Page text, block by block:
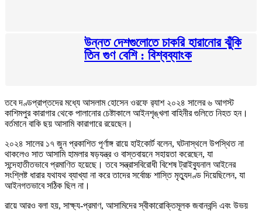
উন্নত দেশগুলোতে চাকরি হারানোর ঝুঁকি
তিন গুণ বেশি : বিশ্বব্যাংক
তবে দণ্ডপ্রাপ্তদের মধ্যে আসলাম হোসেন ওরফে র‍্যাশ ২০২৪ সালের ৬ আগস্ট
কাশিমপুর কারাগার থেকে পালানোর চেষ্টাকালে আইনশৃঙ্খলা বাহিনীর গুলিতে নিহত হন।
বর্তমানে বাকি ছয় আসামি কারাগারে রয়েছেন।
২০২৪ সালের ১৭ জুন প্রকাশিত পূর্ণাঙ্গ রায়ে হাইকোর্ট বলেন, ঘটনাস্থলে উপস্থিত না
থাকলেও সাত আসামি হামলার ষড়যন্ত্র ও বাস্তবায়নে সহায়তা করেছেন, যা
সন্দেহাতীতভাবে প্রমাণিত হয়েছে। তবে সন্ত্রাসবিরোধী বিশেষ ট্রাইব্যুনাল আইনের
সংশ্লিষ্ট ধারার যথাযথ ব্যাখ্যা না করে তাদের সর্বোচ্চ শাস্তি মৃত্যুদণ্ড দিয়েছিলেন, যা
আইনগতভাবে সঠিক ছিল না।
রায়ে আরও বলা হয়, সাক্ষ্য-প্রমাণ, আসামিদের স্বীকারোক্তিমূলক জবানবন্দি এবং উভয়